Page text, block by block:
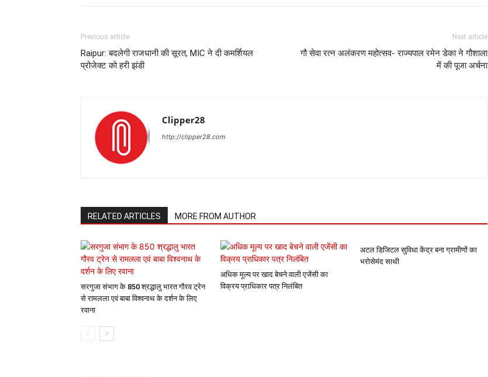
Previous article
Raipur: बदलेगी राजधानी की सूरत, MIC ने दी कमर्शियल
प्रोजेक्ट को हरी झंडी
Next article
गौ सेवा रत्न अलंकरण महोत्सव- राज्यपाल रमेन डेका ने गौशाला
में की पूजा अर्चना
Clipper28
http://clipper28.com
RELATED ARTICLES MORE FROM AUTHOR
सरगुजा संभाग के 850 श्रद्धालु भारत गौरव ट्रेन
से रामलला एवं बाबा विश्वनाथ के दर्शन के लिए
रवाना
अधिक मूल्य पर खाद बेचने वाली एजेंसी का
विक्रय प्राधिकार पत्र निलंबित
अटल डिजिटल सुविधा केंद्र बना ग्रामीणों का
भरोसेमंद साथी